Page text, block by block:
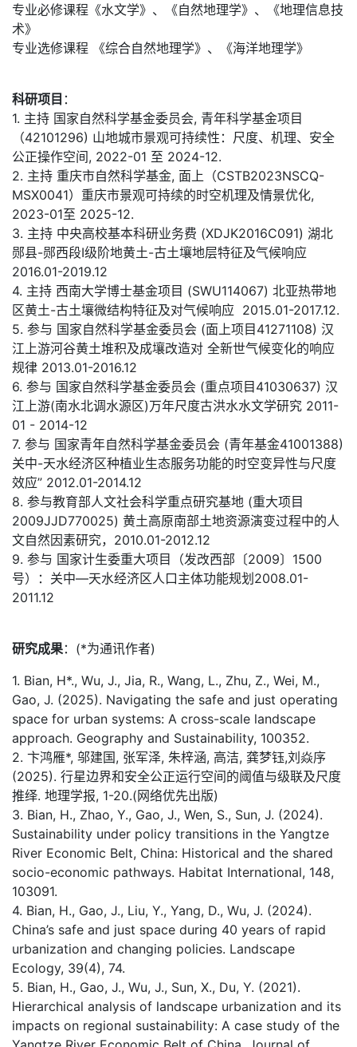
专业必修课程《水文学》、《自然地理学》、《地理信息技
术》
专业选修课程 《综合自然地理学》、《海洋地理学》
科研项目 ：
1. 主持 国家自然科学基金委员会, 青年科学基金项目
（42101296) 山地城市景观可持续性：尺度、机理、安全
公正操作空间, 2022-01 至 2024-12.
2. 主持 重庆市自然科学基金, 面上（CSTB2023NSCQ-
MSX0041）重庆市景观可持续的时空机理及情景优化,
2023-01至 2025-12.
3. 主持 中央高校基本科研业务费 (XDJK2016C091) 湖北
郧县-郧西段I级阶地黄土-古土壤地层特征及气候响应
2016.01-2019.12
4. 主持 西南大学博士基金项目 (SWU114067) 北亚热带地
区黄土-古土壤微结构特征及对气候响应 2015.01-2017.12.
5. 参与 国家自然科学基金委员会 (面上项目41271108) 汉
江上游河谷黄土堆积及成壤改造对 全新世气候变化的响应
规律 2013.01-2016.12
6. 参与 国家自然科学基金委员会 (重点项目41030637) 汉
江上游(南水北调水源区)万年尺度古洪水水文学研究 2011-
01 - 2014-12
7. 参与 国家青年自然科学基金委员会 (青年基金41001388)
关中-天水经济区种植业生态服务功能的时空变异性与尺度
效应” 2012.01-2014.12
8. 参与教育部人文社会科学重点研究基地 (重大项目
2009JJD770025) 黄土高原南部土地资源演变过程中的人
文自然因素研究，2010.01-2012.12
9. 参与 国家计生委重大项目（发改西部〔2009〕1500
号）：关中—天水经济区人口主体功能规划2008.01-
2011.12
研究成果：(*为通讯作者)
1. Bian, H*., Wu, J., Jia, R., Wang, L., Zhu, Z., Wei, M.,
Gao, J. (2025). Navigating the safe and just operating
space for urban systems: A cross-scale landscape
approach. Geography and Sustainability, 100352.
2. 卞鸿雁*, 邬建国, 张军泽, 朱梓涵, 高洁, 龚梦钰,刘焱序
(2025). 行星边界和安全公正运行空间的阈值与级联及尺度
推绎. 地理学报, 1-20.(网络优先出版)
3. Bian, H., Zhao, Y., Gao, J., Wen, S., Sun, J. (2024).
Sustainability under policy transitions in the Yangtze
River Economic Belt, China: Historical and the shared
socio-economic pathways. Habitat International, 148,
103091.
4. Bian, H., Gao, J., Liu, Y., Yang, D., Wu, J. (2024).
China’s safe and just space during 40 years of rapid
urbanization and changing policies. Landscape
Ecology, 39(4), 74.
5. Bian, H., Gao, J., Wu, J., Sun, X., Du, Y. (2021).
Hierarchical analysis of landscape urbanization and its
impacts on regional sustainability: A case study of the